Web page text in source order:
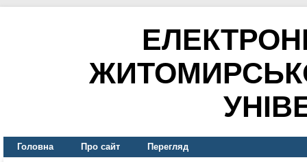
Головна Про сайт Перегляд